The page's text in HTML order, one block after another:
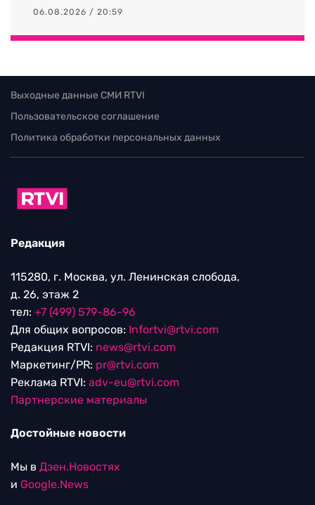
06.08.2026 / 20:59
Выходные данные СМИ RTVI
Пользовательское соглашение
Политика обработки персональных данных
Редакция
115280, г. Москва, ул. Ленинская слобода,
д. 26, этаж 2
тел: +7 (499) 579-86-96
Для общих вопросов: Infortvi@rtvi.com
Редакция RTVI: news@rtvi.com
Маркетинг/PR: pr@rtvi.com
Реклама RTVI: adv-eu@rtvi.com
Партнерские материалы
Достойные новости
Мы в Дзен.Новостях
и Google.News